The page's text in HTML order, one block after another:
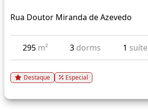
Rua Doutor Miranda de Azevedo
295 m² 3 dorms 1 suíte
Destaque Especial